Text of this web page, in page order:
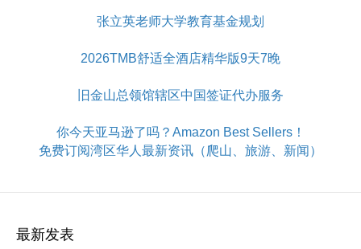
张立英老师大学教育基金规划
2026TMB舒适全酒店精华版9天7晚
旧金山总领馆辖区中国签证代办服务
你今天亚马逊了吗？Amazon Best Sellers！
免费订阅湾区华人最新资讯（爬山、旅游、新闻）
最新发表